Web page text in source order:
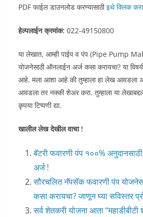
PDF फाईल डाउनलोड करण्यासाठीइथे क्लिक करा
हेल्पलाईन क्रमांक: 022-49150800
या लेखात, आम्ही पाईप व पंप (Pipe Pump
योजनेसाठी ऑनलाईन अर्ज कसा करायचा? या
आहे. मला आशा आहे की तुम्हाला हा लेख आवडला
आवडला तर नक्की शेअर करा. तुम्हाला या
कृपया टिप्पणी द्या.
खालील लेख देखील वाचा !
बॅटरी फवारणी पंप १००%
अर्ज !
सौरचलित नॅपसॅक फवारणी पंप
कसा करायचा? जाणून घ्या सविस्तर
सर्व शेतकरी योजना आता